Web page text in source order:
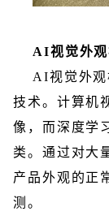
AI视觉外
AI视觉外观
技术。计算机
像，而深度学
类。通过对大
产品外观的正
测。